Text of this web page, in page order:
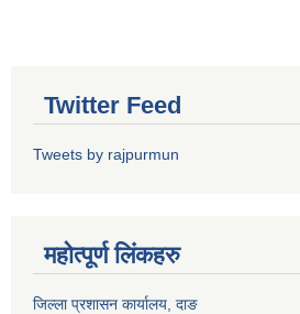
Twitter Feed
Tweets by rajpurmun
महोत्पूर्ण लिंकहरु
जिल्ला प्रशासन कार्यालय, दाङ